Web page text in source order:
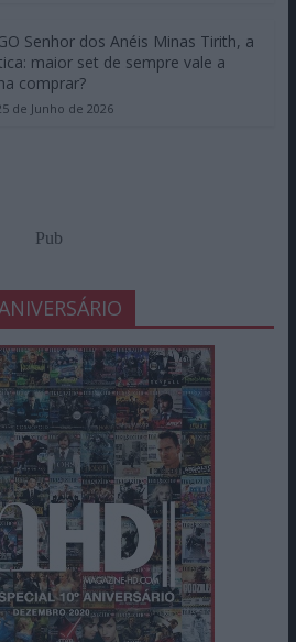
Star Wars Jango Fett, a Crítica:
mais caro da coleção vale a
comprar?
show
Senhor dos Anéis Minas Tirith, a
comprar?
de Junho de 2026
Pub